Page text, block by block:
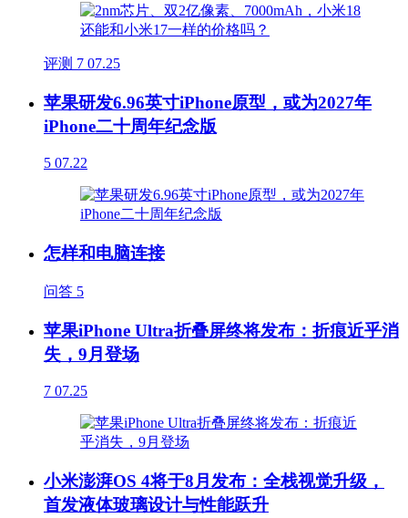
评测 7 07.25
苹果研发6.96英寸iPhone原型，或为2027年
iPhone二十周年纪念版
5 07.22
怎样和电脑连接
问答 5
苹果iPhone Ultra折叠屏终将发布：折痕近乎消
失，9月登场
7 07.25
小米澎湃OS 4将于8月发布：全栈视觉升级，
首发液体玻璃设计与性能跃升